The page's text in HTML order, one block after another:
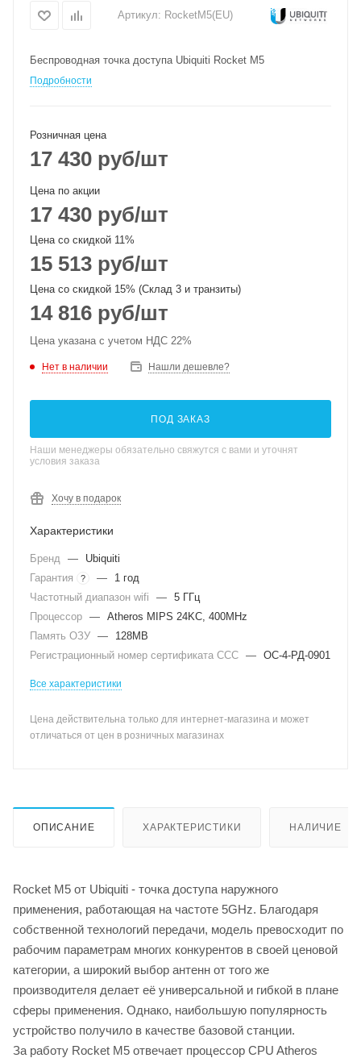
Артикул: RocketM5(EU)
Беспроводная точка доступа Ubiquiti Rocket M5
Подробности
Розничная цена
17 430 руб/шт
Цена по акции
17 430 руб/шт
Цена со скидкой 11%
15 513 руб/шт
Цена со скидкой 15% (Склад 3 и транзиты)
14 816 руб/шт
Цена указана с учетом НДС 22%
Нет в наличии Нашли дешевле?
ПОД ЗАКАЗ
Наши менеджеры обязательно свяжутся с вами и уточнят
условия заказа
Хочу в подарок
Характеристики
Бренд —
Ubiquiti
Гарантия
? —
1 год
Частотный диапазон wifi
— 5 ГГц
Процессор — Atheros MIPS 24KC, 400MHz
Память ОЗУ —
128MB
Регистрационный номер сертификата ССС — ОС-4-РД-0901
Все характеристики
Цена действительна только для интернет-магазина и может
отличаться от цен в розничных магазинах
ОПИСАНИЕ ХАРАКТЕРИСТИКИ НАЛИЧИЕ
Rocket M5 от Ubiquiti - точка доступа наружного
применения, работающая на частоте 5GHz. Благодаря
собственной технологий передачи, модель превосходит по
рабочим параметрам многих конкурентов в своей ценовой
категории, а широкий выбор антенн от того же
производителя делает её универсальной и гибкой в плане
сферы применения. Однако, наибольшую популярность
устройство получило в качестве базовой станции.
За работу Rocket M5 отвечает процессор CPU Atheros